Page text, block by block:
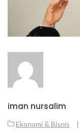
iman nursalim
Ekonomi & Bisnis |